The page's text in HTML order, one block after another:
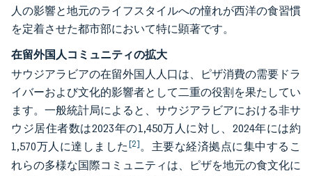
人の影響と地元のライフスタイルへの憧れが西洋の食習慣
を定着させた都市部において特に顕著です。
在留外国人コミュニティの拡大
サウジアラビアの在留外国人人口は、ピザ消費の需要ドラ
イバーおよび文化的影響者として二重の役割を果たしてい
ます。一般統計局によると、サウジアラビアにおける非サ
ウジ居住者数は2023年の1,450万人に対し、2024年には約
1,570万人に達しました[2]。主要な経済拠点に集中するこ
れらの多様な国際コミュニティは、ピザを地元の食文化に